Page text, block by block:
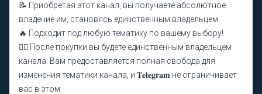
📝 Приобретая этот канал, вы получаете абсолютное
владение им, становясь единственным владельцем.
🔥 Подходит под любую тематику по вашему выбору!
❤️‍🔥 После покупки вы будете единственным владельцем
канала. Вам предоставляется полная свобода для
изменения тематики канала, и 𝐓𝐞𝐥𝐞𝐠𝐫𝐚𝐦 не ограничивает
вас в этом.